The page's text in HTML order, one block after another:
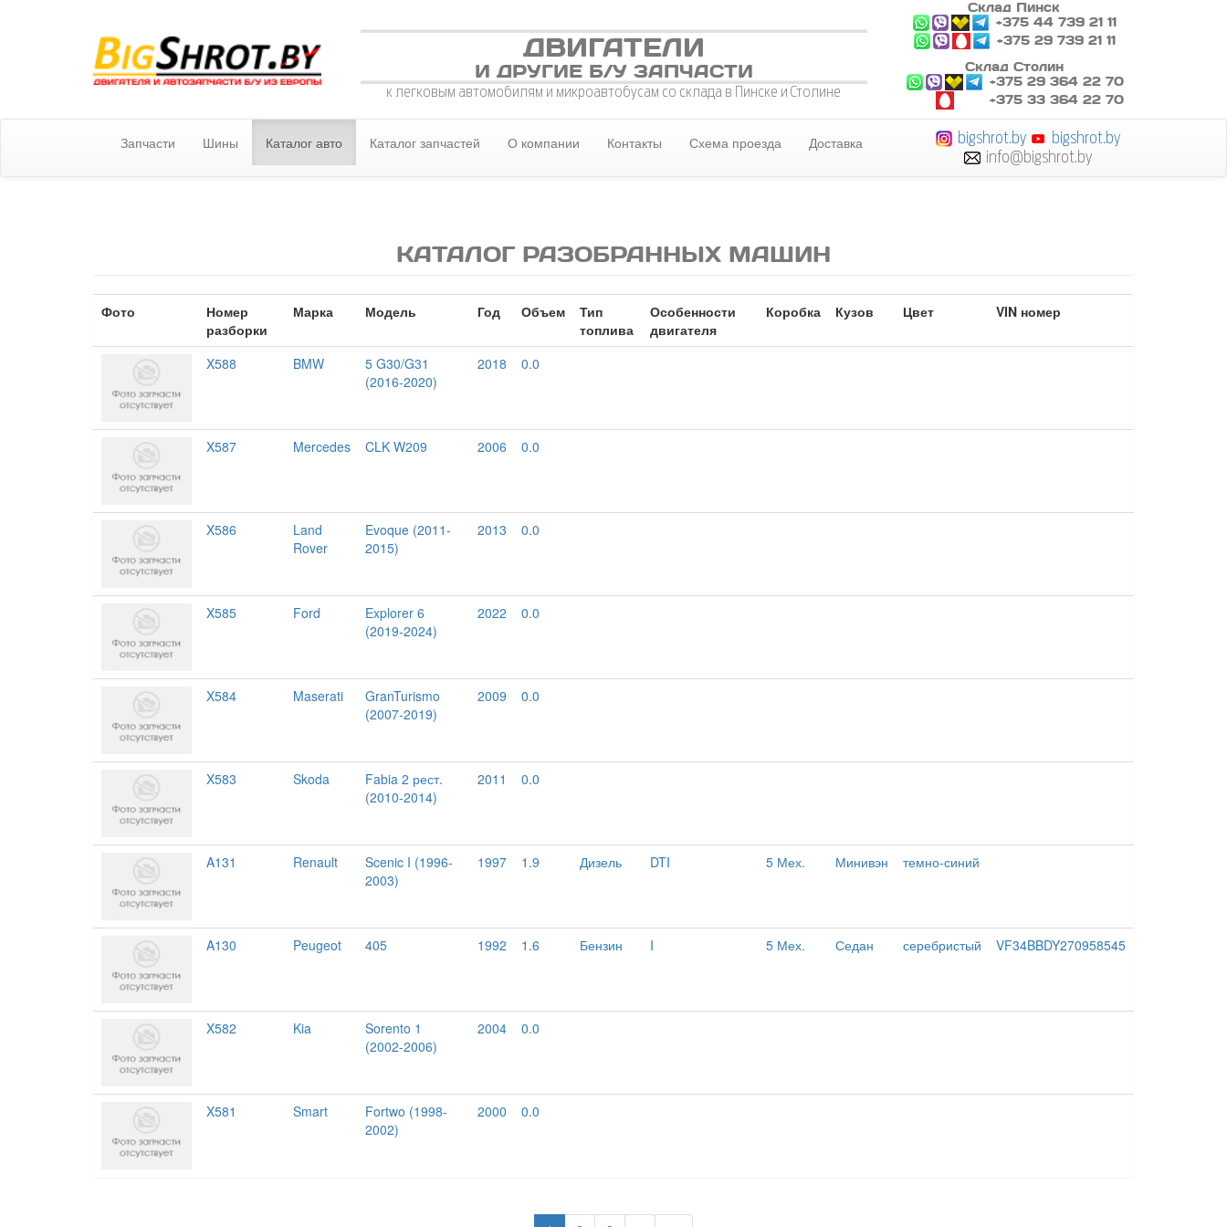
ДВИГАТЕЛИ
И ДРУГИЕ Б/У ЗАПЧАСТИ
к легковым автомобилям и микроавтобусам со склада в Пинске и Столине
Склад Пинск
+375 44 739 21 11
+375 29 739 21 11
Склад Столин
+375 29 364 22 70
+375 33 364 22 70
Запчасти Шины Каталог авто Каталог запчастей О компании Контакты Схема проезда Доставка bigshrot.by
bigshrot.by
info@bigshrot.by
КАТАЛОГ РАЗОБРАННЫХ МАШИН
Фото
Номер
разборки
Марка Модель Год Объем
Тип
топлива
Особенности
двигателя
Коробка Кузов Цвет VIN номер
X588 BMW
5 G30/G31
(2016-2020)
2018 0.0
X587 Mercedes CLK W209 2006 0.0
X586
Land
Rover
Evoque (2011-
2015)
2013 0.0
X585 Ford
Explorer 6
(2019-2024)
2022 0.0
X584 Maserati
GranTurismo
(2007-2019)
2009 0.0
X583 Skoda
Fabia 2 рест.
(2010-2014)
2011 0.0
A131 Renault
Scenic I (1996-
2003)
1997 1.9 Дизель DTI 5 Мех. Минивэн темно-синий
A130 Peugeot 405 1992 1.6 Бензин I 5 Мех. Седан серебристый VF34BBDY270958545
X582 Kia
Sorento 1
(2002-2006)
2004 0.0
X581 Smart
Fortwo (1998-
2002)
2000 0.0